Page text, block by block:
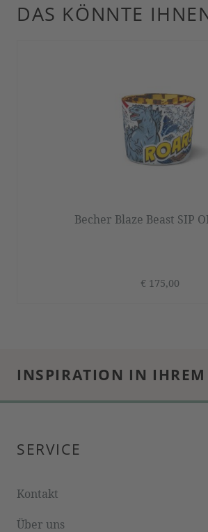
DAS KÖNNTE
Becher Blaze Beast SIP
€ 175,00
INSPIRATION IN IHREM
SERVICE
Kontakt
Über uns